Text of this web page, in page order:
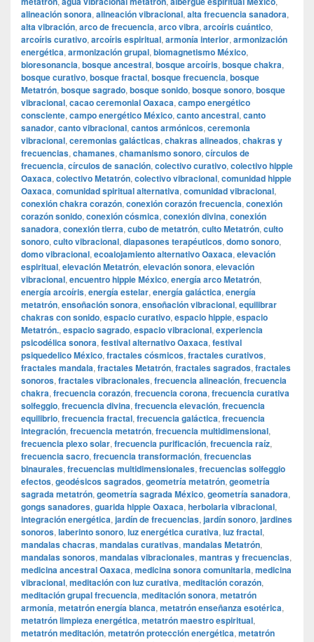
alineación sonora, alineación vibracional, alta frecuencia sanadora,
alta vibración, arco de frecuencia, arco vibra, arcoíris cuántico,
arcoíris curativo, arcoíris espiritual, armonía interior, armonización
energética, armonización grupal, biomagnetismo México,
bioresonancia, bosque ancestral, bosque arcoíris, bosque chakra,
bosque curativo, bosque fractal, bosque frecuencia, bosque
Metatrón, bosque sagrado, bosque sonido, bosque sonoro, bosque
vibracional, cacao ceremonial Oaxaca, campo energético
consciente, campo energético México, canto ancestral, canto
sanador, canto vibracional, cantos armónicos, ceremonia
vibracional, ceremonias galácticas, chakras alineados, chakras y
frecuencias, chamanes, chamanismo sonoro, círculos de
frecuencia, círculos de sanación, colectivo curativo, colectivo hippie
Oaxaca, colectivo Metatrón, colectivo vibracional, comunidad hippie
Oaxaca, comunidad spiritual alternativa, comunidad vibracional,
conexión chakra corazón, conexión corazón frecuencia, conexión
corazón sonido, conexión cósmica, conexión divina, conexión
sanadora, conexión tierra, cubo de metatrón, culto Metatrón, culto
sonoro, culto vibracional, diapasones terapéuticos, domo sonoro,
domo vibracional, ecoalojamiento alternativo Oaxaca, elevación
espiritual, elevación Metatrón, elevación sonora, elevación
vibracional, encuentro hippie México, energía arco Metatrón,
energía arcoíris, energía estelar, energía galáctica, energía
metatrón, ensoñación sonora, ensoñación vibracional, equilibrar
chakras con sonido, espacio curativo, espacio hippie, espacio
Metatrón., espacio sagrado, espacio vibracional, experiencia
psicodélica sonora, festival alternativo Oaxaca, festival
psiquedelico México, fractales cósmicos, fractales curativos,
fractales mandala, fractales Metatrón, fractales sagrados, fractales
sonoros, fractales vibracionales, frecuencia alineación, frecuencia
chakra, frecuencia corazón, frecuencia corona, frecuencia curativa
solfeggio, frecuencia divina, frecuencia elevación, frecuencia
equilibrio, frecuencia fractal, frecuencia galáctica, frecuencia
integración, frecuencia metatrón, frecuencia multidimensional,
frecuencia plexo solar, frecuencia purificación, frecuencia raíz,
frecuencia sacro, frecuencia transformación, frecuencias
binaurales, frecuencias multidimensionales, frecuencias solfeggio
efectos, geodésicos sagrados, geometría metatrón, geometría
sagrada metatrón, geometría sagrada México, geometría sanadora,
gongs sanadores, guarida hippie Oaxaca, herbolaria vibracional,
integración energética, jardín de frecuencias, jardín sonoro, jardines
sonoros, laberinto sonoro, luz energética curativa, luz fractal,
mandalas chacras, mandalas curativas, mandalas Metatrón,
mandalas sonoros, mandalas vibracionales, mantras y frecuencias,
medicina ancestral Oaxaca, medicina sonora comunitaria, medicina
vibracional, meditación con luz curativa, meditación corazón,
meditación grupal frecuencia, meditación sonora, metatrón
armonía, metatrón energía blanca, metatrón enseñanza esotérica,
metatrón limpieza energética, metatrón maestro espiritual,
metatrón meditación, metatrón protección energética, metatrón